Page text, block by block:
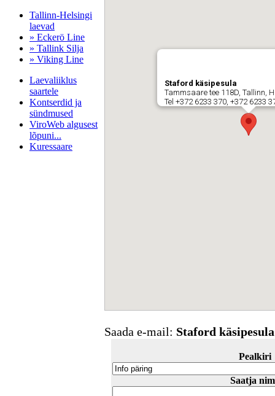
Tallinn-Helsingi
laevad
» Eckerö Line
» Tallink Silja
» Viking Line
Laevaliiklus
saartele
Kontserdid ja
sündmused
ViroWeb algusest
lõpuni...
Kuressaare
Staford käsipesula
Tammsaare tee 118D, Tallinn,
Tel +372 6233 370, +372 6233
Saada e-mail: Staford käsipesula
Pealkiri
Saatja